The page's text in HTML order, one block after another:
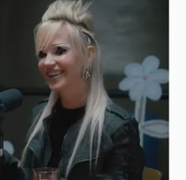
о съёмках для
3